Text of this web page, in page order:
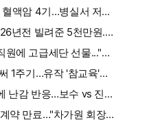
극
액암 4기…병실서 저만
애)
년전 빌려준 5천만원...
이몽2)[종합]
원에 고급세단 선물..."차
" (사당귀)[전일야화]
1주기…유작 '참교육'서
난감 반응…보수 vs 진
까요?"
약 만료…"차가원 회장,